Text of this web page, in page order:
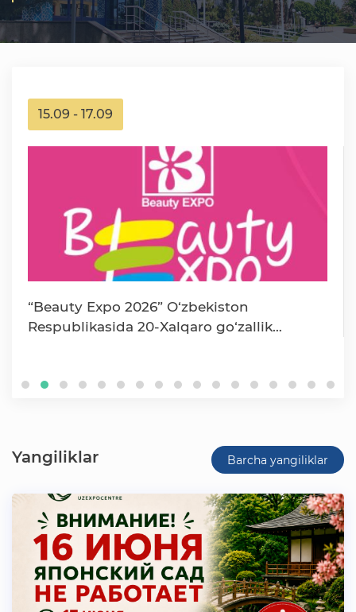
15.09 - 17.09
“Beauty Expo 2026” O‘zbekiston
Respublikasida 20-Xalqaro go‘zallik
Yangiliklar Barcha yangiliklar